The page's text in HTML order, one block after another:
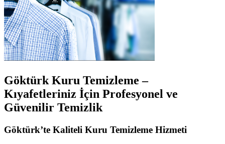
Göktürk Kuru Temizleme –
Kıyafetleriniz İçin Profesyonel ve
Güvenilir Temizlik
Göktürk’te Kaliteli Kuru Temizleme Hizmeti